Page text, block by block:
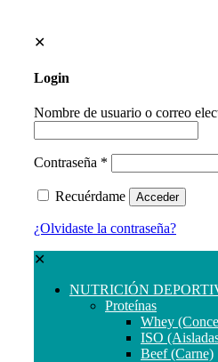
✕
Login
Nombre de usuario o correo
Contraseña *
Recuérdame Acceder
¿Olvidaste la contraseña?
✕
NUTRICIÓN
Proteínas
Whey
ISO
Beef (Carne)